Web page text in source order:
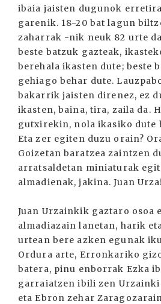
ibaia jaisten dugunok
garenik. 18-20 bat lagun
zaharrak -nik neuk 82 urte
beste batzuk gazteak,
berehala ikasten dute; beste
gehiago behar dute.
bakarrik jaisten direnez, ez
ikasten, baina, tira, zaila da.
gutxirekin, nola ikasiko dute
Eta zer egiten duzu orain?
Goizetan baratzea zaintzen
arratsaldetan miniaturak
almadienak, jakina. Juan
Juan Urzainkik gaztaro osoa
almadiazain lanetan, harik
urtean bere azken egunak
Ordura arte, Erronkariko
batera, pinu enborrak Ezka
garraiatzen ibili zen
eta Ebron zehar